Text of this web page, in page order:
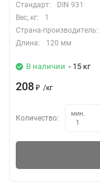
Стандарт:
DIN 931
Вес, кг:
1
Страна-производитель:
Длина:
120 мм
В наличии - 15 кг
208 ₽ /кг
Количество:
мин.
1